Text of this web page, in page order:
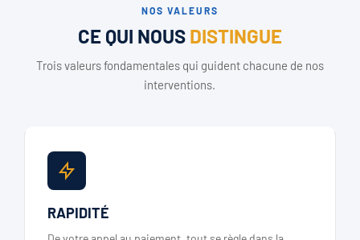
NOS VALEURS
CE QUI NOUS DISTINGUE
Trois valeurs fondamentales qui guident chacune de nos
interventions.
RAPIDITÉ